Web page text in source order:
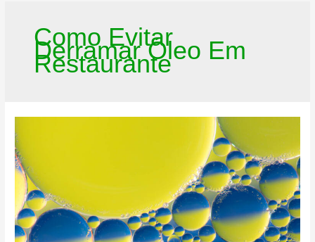
Como Evitar
Derramar Óleo Em
Restaurante